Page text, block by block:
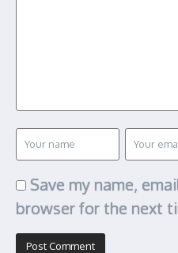
Save my name,
browser for the next